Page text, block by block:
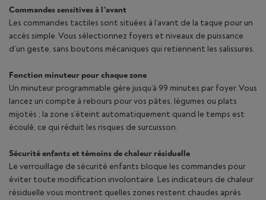
Commandes sensitives à l’avant
Les commandes tactiles sont situées à l’avant de la taque pour un
accès simple. Vous sélectionnez foyers et niveaux de puissance
d’un geste, sans boutons mécaniques qui retiennent les salissures.
Fonction minuteur pour chaque zone
Un minuteur programmable gère jusqu’à 99 minutes par foyer. Vous
lancez un compte à rebours pour vos pâtes, légumes ou plats
mijotés ; la zone s’éteint automatiquement quand le temps est
écoulé, ce qui réduit les risques de surcuisson.
Sécurité enfants et témoins de chaleur résiduelle
Le verrouillage de sécurité enfants bloque les commandes pour
éviter toute modification involontaire. Les indicateurs de chaleur
résiduelle vous montrent quelles zones restent chaudes après